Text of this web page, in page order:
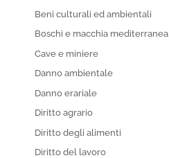
Beni culturali ed ambientali
Boschi e macchia mediterranea
Cave e miniere
Danno ambientale
Danno erariale
Diritto agrario
Diritto degli alimenti
Diritto del lavoro